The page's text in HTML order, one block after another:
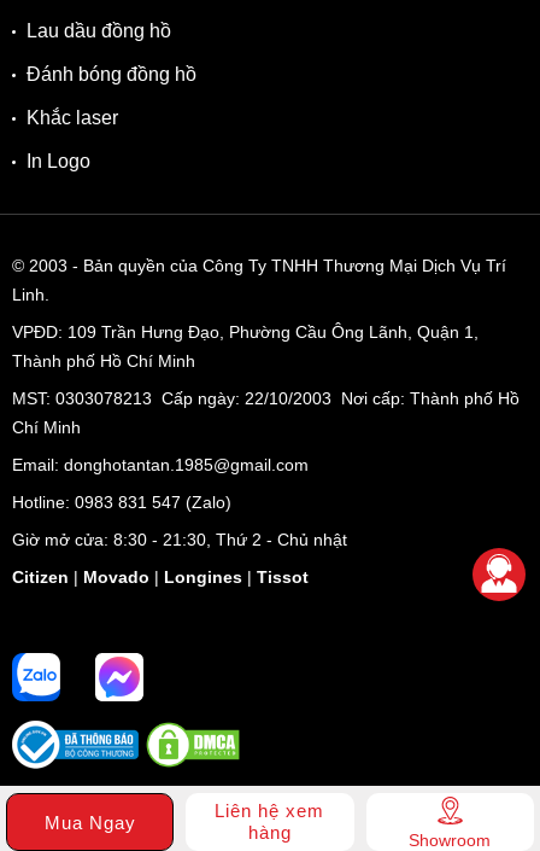
Mua Ngay
Liên hệ xem
hàng
Showroom
Lau dầu đồng hồ
Đánh bóng đồng hồ
Khắc laser
In Logo
© 2003 - Bản quyền của Công Ty TNHH Thương Mại Dịch Vụ Trí
Linh.
VPĐD: 109 Trần Hưng Đạo, Phường Cầu Ông Lãnh, Quận 1,
Thành phố Hồ Chí Minh
MST: 0303078213 Cấp ngày: 22/10/2003 Nơi cấp: Thành phố Hồ
Chí Minh
Email: donghotantan.1985@gmail.com
Hotline: 0983 831 547 (Zalo)
Giờ mở cửa: 8:30 - 21:30, Thứ 2 - Chủ nhật
Citizen | Movado | Longines | Tissot